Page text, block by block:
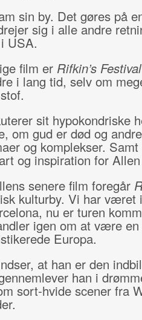
sin by. Det gøres på
sig i alle andre
USA.
film er Rifkin’s Festival
i lang tid, selv om
sit hypokondriske
om gud er død og andre
og komplekser.
og inspiration for
senere film foregår
kulturby. Vi har været
nu er turen
igen om at være
Europa.
at han er den
han i
sort-hvide scener fra